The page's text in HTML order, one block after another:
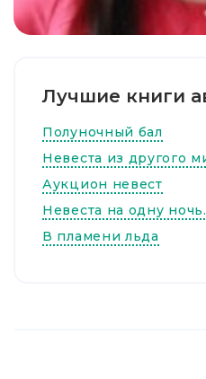
Лучшие книги
Полуночный бал
Невеста из другого
Аукцион невест
Невеста на одну
В пламени льда